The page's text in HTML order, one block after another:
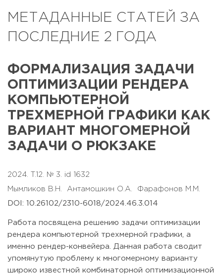
МЕТАДАННЫЕ СТАТЕЙ ЗА
ПОСЛЕДНИЕ 2 ГОДА
ФОРМАЛИЗАЦИЯ ЗАДАЧИ
ОПТИМИЗАЦИИ РЕНДЕРА
КОМПЬЮТЕРНОЙ
ТРЕХМЕРНОЙ ГРАФИКИ КАК
ВАРИАНТ МНОГОМЕРНОЙ
ЗАДАЧИ О РЮКЗАКЕ
2024. T.12. № 3. id 1632
Мымликов В.Н. Антамошкин О.А. Фарафонов М.М.
DOI: 10.26102/2310-6018/2024.46.3.014
Работа посвящена решению задачи оптимизации
рендера компьютерной трехмерной графики, а
именно рендер-конвейера. Данная работа сводит
упомянутую проблему к многомерному варианту
широко известной комбинаторной оптимизационной